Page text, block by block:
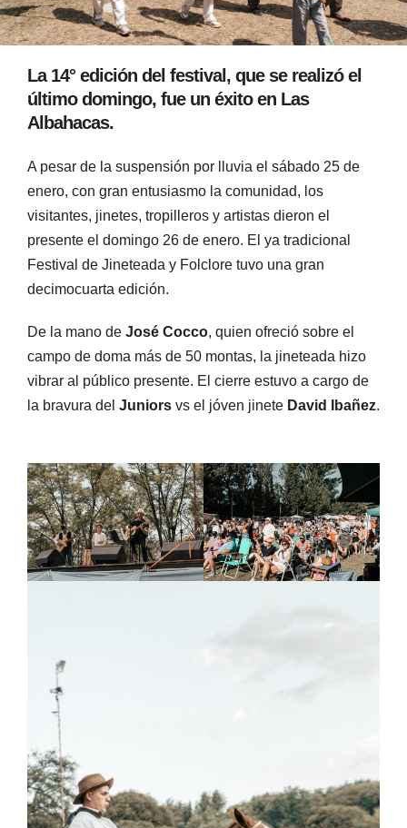
La 14° edición del festival, que se realizó el
último domingo, fue un éxito en Las
Albahacas.
A pesar de la suspensión por lluvia el sábado 25 de
enero, con gran entusiasmo la comunidad, los
visitantes, jinetes, tropilleros y artistas dieron el
presente el domingo 26 de enero. El ya tradicional
Festival de Jineteada y Folclore tuvo una gran
decimocuarta edición.
De la mano de José Cocco, quien ofreció sobre el
campo de doma más de 50 montas, la jineteada hizo
vibrar al público presente. El cierre estuvo a cargo de
la bravura del Juniors vs el jóven jinete David Ibañez.